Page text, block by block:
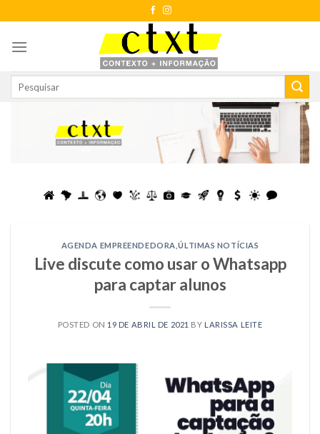
to
content
AGENDA EMPREENDEDORA ,ÚLTIMAS NOTÍCIAS
Live discute como usar o Whatsapp
para captar alunos
POSTED ON 19 DE ABRIL DE 2021 BY LARISSA LEITE